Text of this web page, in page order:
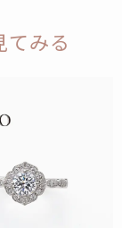
てみる